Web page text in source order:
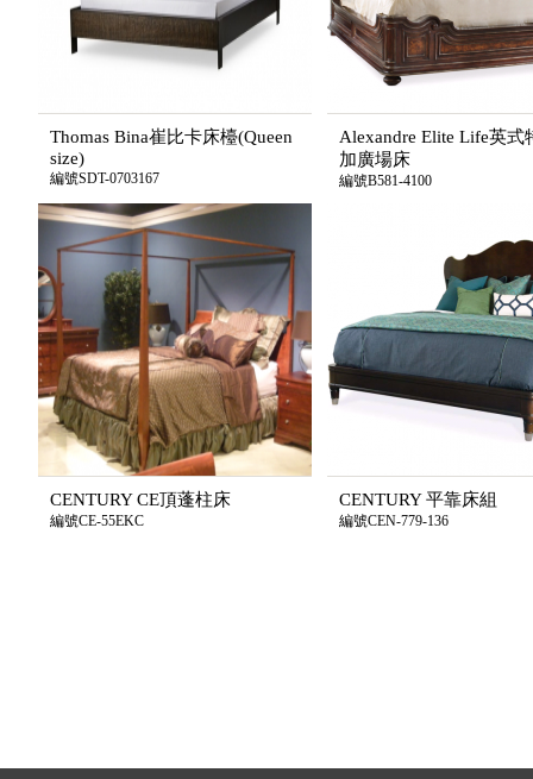
Thomas Bina崔比卡床檯(Queen
size)
編號SDT-0703167
Alexandre Elite Life英式
加廣場床
編號B581-4100
CENTURY CE頂蓬柱床
編號CE-55EKC
CENTURY 平靠床組
編號CEN-779-136